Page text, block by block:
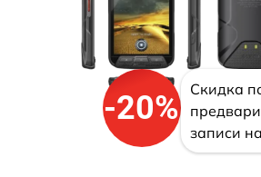
-20%
Скидка
записи